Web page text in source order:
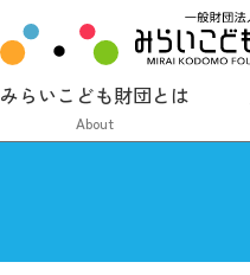
みらいこども財団とは
About